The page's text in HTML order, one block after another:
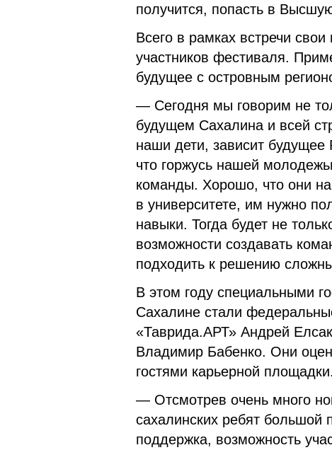
получится, попасть в
Всего в рамках встречи
участников фестиваля.
будущее с островным
— Сегодня мы говорим не
будущем Сахалина и всей
наши дети, зависит будущее
что горжусь нашей
команды. Хорошо, что они
в университете, им нужно
навыки. Тогда будет не
возможности создавать
подходить к решению
В этом году специальными
Сахалине стали
«Таврида.АРТ» Андрей
Владимир Бабенко. Они
гостями карьерной площадки.
— Отсмотрев очень много
сахалинских ребят большой
поддержка, возможность